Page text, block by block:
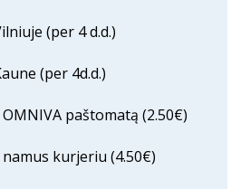
(per 4 d.d.)
(per 4d.d.)
paštomatą (2.50€)
kurjeriu (4.50€)